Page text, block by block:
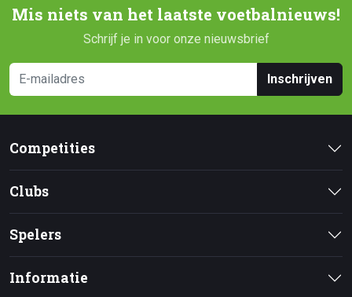
Mis niets van het laatste voetbalnieuws!
Schrijf je in voor onze nieuwsbrief
Inschrijven
Competities
Clubs
Spelers
Informatie